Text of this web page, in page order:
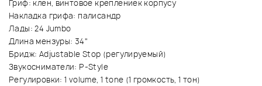
Гриф: клен, винтовое креплениек корпусу
Накладка грифа: палисандр
Лады: 24 Jumbo
Длина мензуры: 34"
Бридж: Adjustable Stop (регулируемый)
Звукосниматели: P-Style
Регулировки: 1 volume, 1 tone (1 громкость, 1 тон)